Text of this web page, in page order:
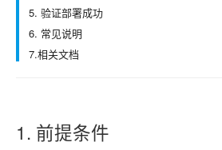
5. 验证部署成功
6. 常见说明
7.相关文档
1. 前提条件